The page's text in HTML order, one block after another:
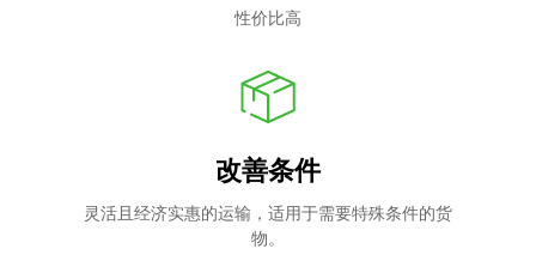
性价比高
改善条件
灵活且经济实惠的运输，适用于需要特殊条件的货
物。